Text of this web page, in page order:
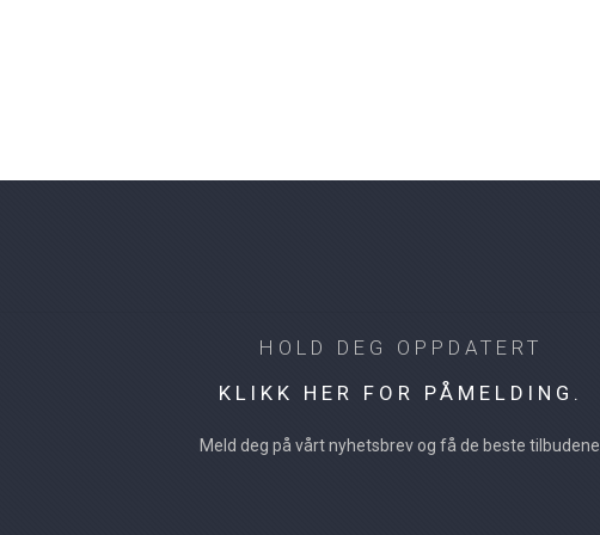
HOLD DEG OPPDATERT
KLIKK HER FOR PÅMELDING.
Meld deg på vårt nyhetsbrev og få de beste tilbudene.